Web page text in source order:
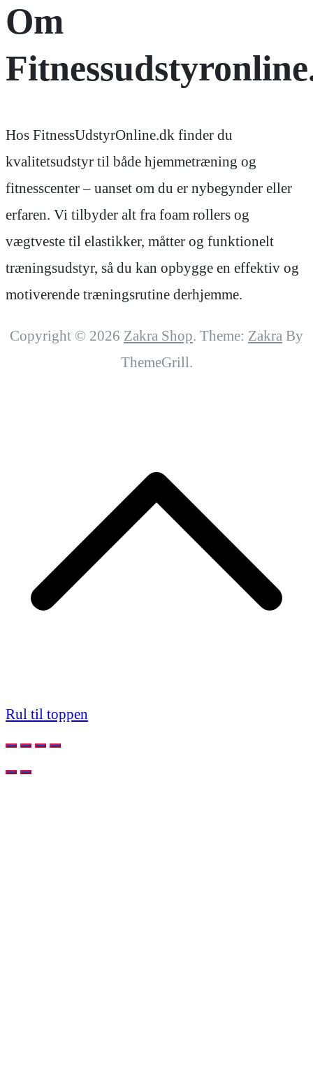
Om
Hos FitnessUdstyrOnline.dk finder du
kvalitetsudstyr til både hjemmetræning og
fitnesscenter – uanset om du er nybegynder eller
erfaren. Vi tilbyder alt fra foam rollers og
vægtveste til elastikker, måtter og funktionelt
træningsudstyr, så du kan opbygge en effektiv og
motiverende træningsrutine derhjemme.
Copyright © 2026 Zakra Shop. Theme: Zakra By
ThemeGrill.
Rul til toppen